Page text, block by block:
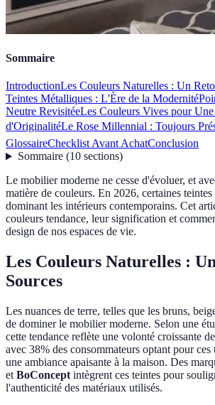
Sommaire
IntroductionLes Couleurs Naturelles : Un
Teintes Métalliques : L'Ère de la Modernité
Neutre RevisitéeLes Couleurs Vives pour
d'OriginalitéLe Rose Millennial : Toujours
GlossaireChecklist Avant AchatConclusion
Sommaire(10 sections)
Le mobilier moderne ne cesse d'évoluer, et
matière de couleurs. En 2026, certaines teintes
dominant les intérieurs contemporains. Cet
couleurs tendance, leur signification et
design de nos espaces de vie.
Les Couleurs Naturelles :
Sources
Les nuances de terre, telles que les bruns,
de dominer le mobilier moderne. Selon une
cette tendance reflète une volonté croissante
avec 38% des consommateurs optant pour
une ambiance apaisante à la maison. Des
et BoConcept intègrent ces teintes pour
l'authenticité des matériaux utilisés.